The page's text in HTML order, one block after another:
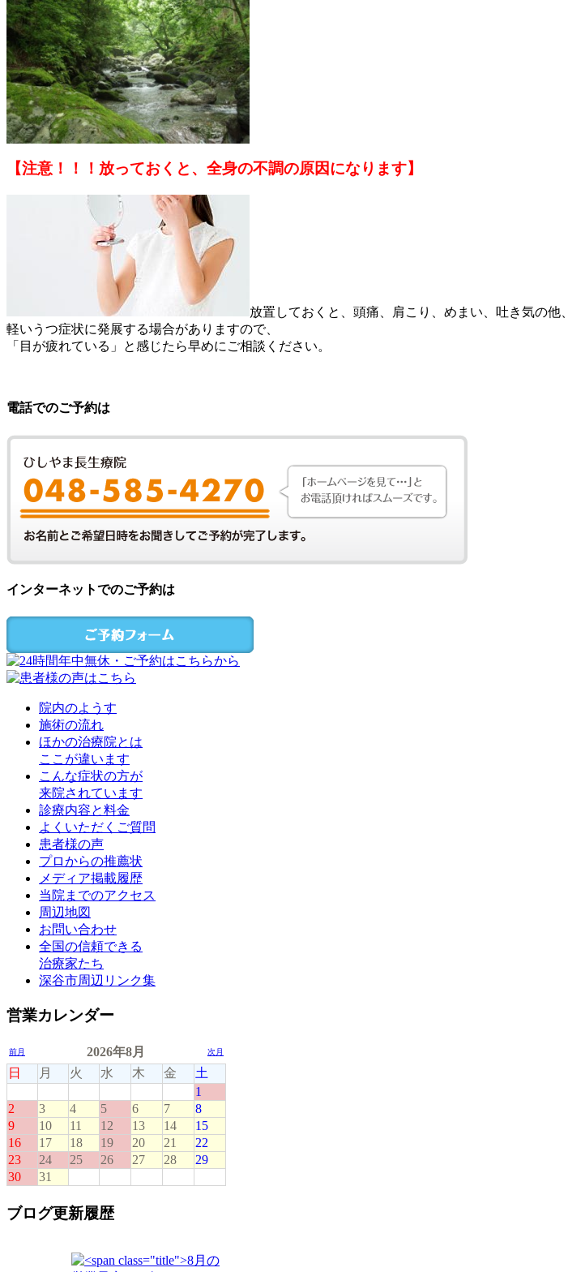
【注意！！！放っておくと、全身の不調の原因になります】
放置しておくと、頭痛、肩こり、めまい、吐き気の他、
軽いうつ症状に発展する場合がありますので、
「目が疲れている」と感じたら早めにご相談ください。
電話でのご予約は
インターネットでのご予約は
院内のようす
施術の流れ
ほかの治療院とは
ここが違います
こんな症状の方が
来院されています
診療内容と料金
よくいただくご質問
患者様の声
プロからの推薦状
メディア掲載履歴
当院までのアクセス
周辺地図
お問い合わせ
全国の信頼できる
治療家たち
深谷市周辺リンク集
営業カレンダー
ブログ更新履歴